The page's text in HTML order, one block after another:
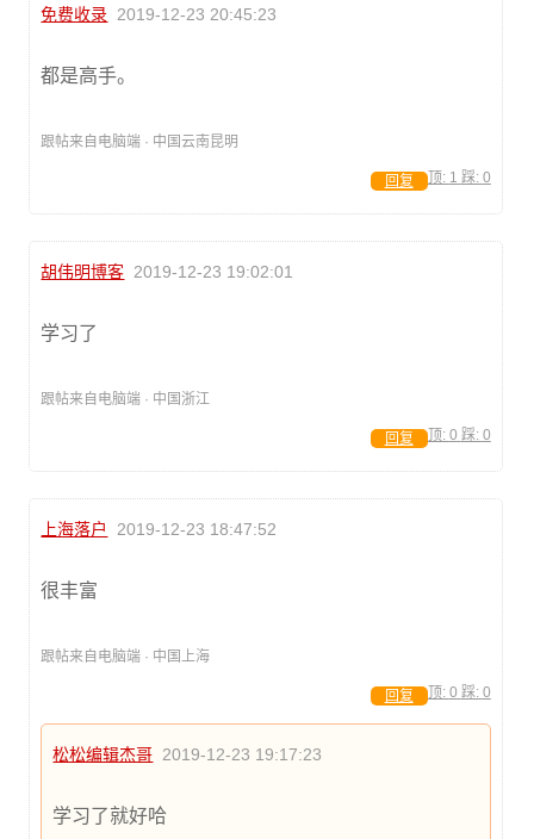
免费收录 2019-12-23 20:45:23
都是高手。
跟帖来自电脑端 · 中国云南昆明
顶: 1 踩: 0
回复
胡伟明博客 2019-12-23 19:02:01
学习了
跟帖来自电脑端 · 中国浙江
顶: 0 踩: 0
回复
上海落户 2019-12-23 18:47:52
很丰富
跟帖来自电脑端 · 中国上海
顶: 0 踩: 0
回复
松松编辑杰哥 2019-12-23 19:17:23
学习了就好哈